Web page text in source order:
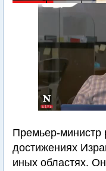
Премьер-министр
достижениях
иных областях.